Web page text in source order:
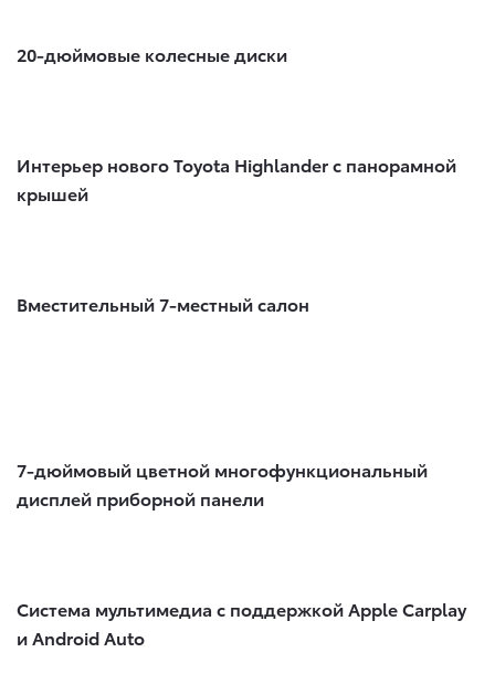
20-дюймовые колесные диски
Интерьер нового Toyota Highlander с панорамной
крышей
Вместительный 7-местный салон​
7-дюймовый цветной многофункциональный
дисплей приборной панели
Система мультимедиа с поддержкой Apple Carplay
и Android Auto​